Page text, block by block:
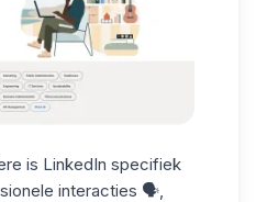
is LinkedIn specifiek
interacties 🗣️,